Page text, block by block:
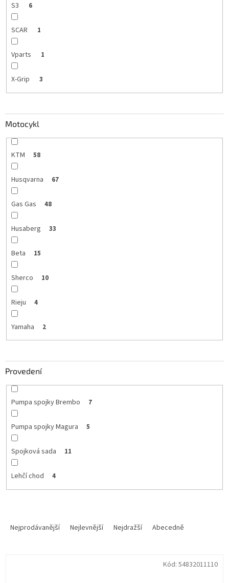
S3 6
SCAR 1
Vparts 1
X-Grip 3
Motocykl
KTM 58
Husqvarna 67
Gas Gas 48
Husaberg 33
Beta 15
Sherco 10
Rieju 4
Yamaha 2
Provedení
Pumpa spojky Brembo 7
Pumpa spojky Magura 5
Spojková sada 11
Lehčí chod 4
Nejprodávanější Nejlevnější Nejdražší Abecedně
Kód: 54832011110